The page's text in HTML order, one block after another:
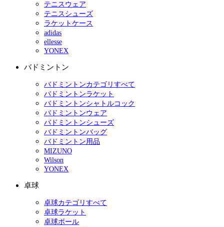
テニスウェア
テニスシューズ
ラケットケース
adidas
ellesse
YONEX
バドミントン
バドミントンカテゴリすべて
バドミントンラケット
バドミントンシャトルコック
バドミントンウェア
バドミントンシューズ
バドミントンバッグ
バドミントン用品
MIZUNO
Wilson
YONEX
卓球
卓球カテゴリすべて
卓球ラケット
卓球ボール